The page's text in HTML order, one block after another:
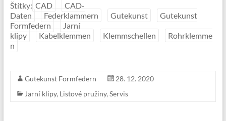
Štítky: CAD
CAD-
Daten
Federklammern Gutekunst
Gutekunst
Formfedern
Jarní
klipy
Kabelklemmen Klemmschellen
Rohrklemme
n
Gutekunst Formfedern
28. 12. 2020
Jarní klipy, Listové pružiny, Servis